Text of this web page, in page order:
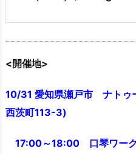
<開催地>
10/31 愛知県瀬戸市 ナトゥ
西茨町113-3)
17:00～18:00 口琴ワーク